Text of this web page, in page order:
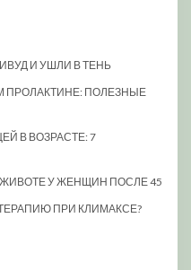
И УШЛИ В ТЕНЬ
ПРОЛАКТИНЕ: ПОЛЕЗНЫЕ
В ВОЗРАСТЕ: 7
У ЖЕНЩИН ПОСЛЕ 45
ПРИ КЛИМАКСЕ?